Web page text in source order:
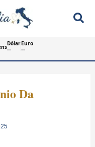
Dólar
--
Euro
--
Da